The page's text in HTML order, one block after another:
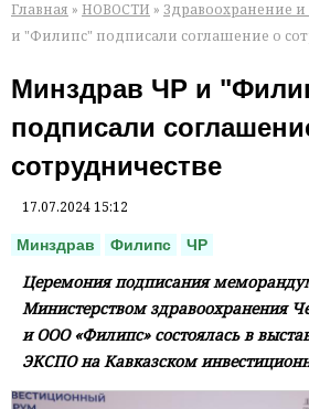
Главная » НОВОСТИ » Здравоохранение и
и "Филипс" подписали соглашение о
Минздрав ЧР и
подписали
сотрудничестве
17.07.2024 15:12
Минздрав Филипс ЧР
Церемония подписания
Министерством здравоохранения
и ООО «Филипс» состоялась в
ЭКСПО на Кавказском